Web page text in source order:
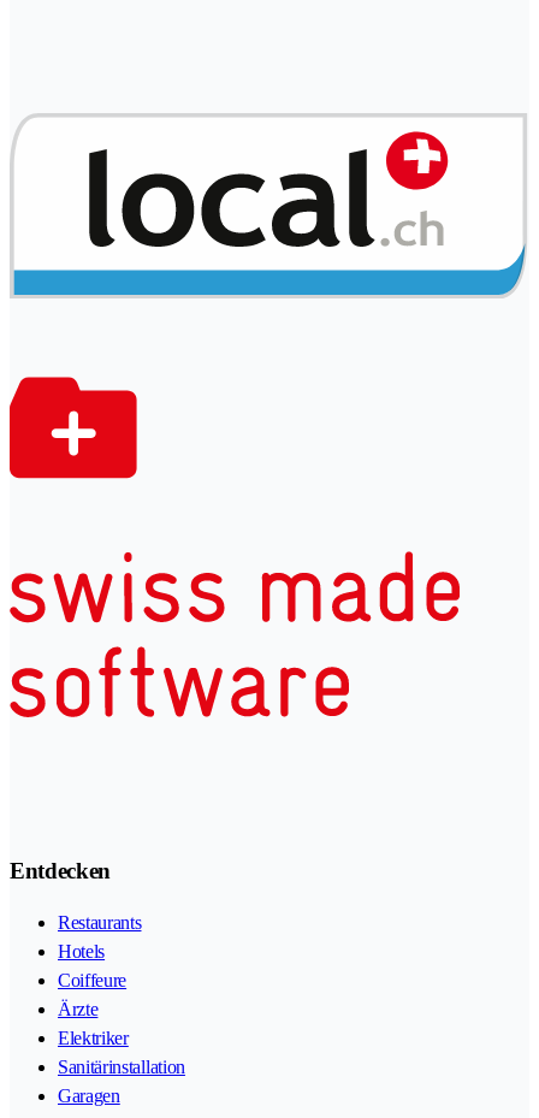
Entdecken
Restaurants
Hotels
Coiffeure
Ärzte
Elektriker
Sanitärinstallation
Garagen